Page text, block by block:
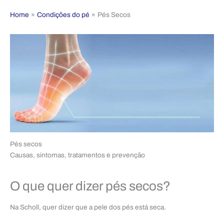
Home Condições do pé Pés Secos
Pés secos
Causas, sintomas, tratamentos e prevenção
O que quer dizer pés secos?
Na Scholl, quer dizer que a pele dos pés está seca.